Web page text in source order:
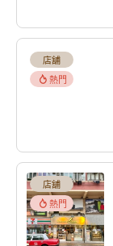
店舖
熱門
店舖
熱門